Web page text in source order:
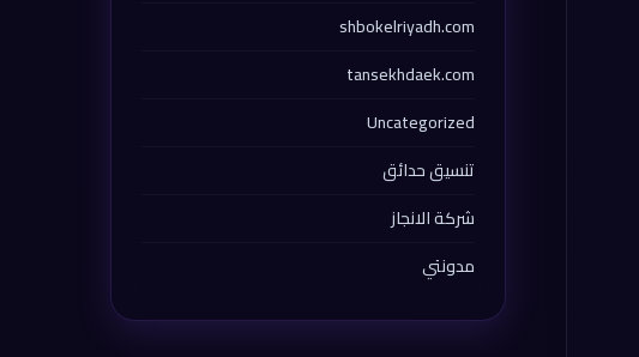
shbokelriyadh.com
tansekhdaek.com
Uncategorized
تنسيق حدائق
شركة الانجاز
مدونتي